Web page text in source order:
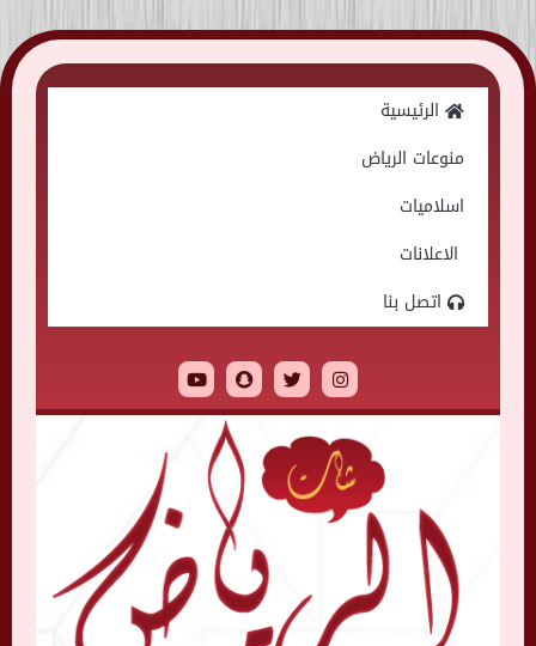
Skip
to
الرئيسية
منوعات الرياض
اسلاميات
الاعلانات
اتصل بنا